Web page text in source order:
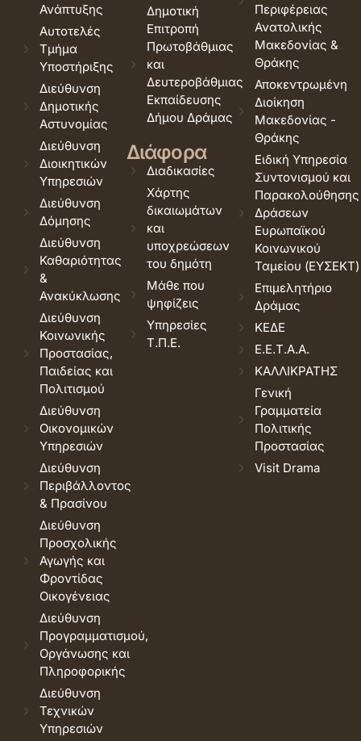
Ανάπτυξης
Αυτοτελές
Τμήμα
Υποστήριξης
Διεύθυνση
Δημοτικής
Αστυνομίας
Διεύθυνση
Διοικητικών
Υπηρεσιών
Διεύθυνση
Δόμησης
Διεύθυνση
Καθαριότητας
&
Ανακύκλωσης
Διεύθυνση
Κοινωνικής
Προστασίας,
Παιδείας και
Πολιτισμού
Διεύθυνση
Οικονομικών
Υπηρεσιών
Διεύθυνση
Περιβάλλοντος
& Πρασίνου
Διεύθυνση
Προσχολικής
Αγωγής και
Φροντίδας
Οικογένειας
Διεύθυνση
Προγραμματισμού,
Οργάνωσης και
Πληροφορικής
Διεύθυνση
Τεχνικών
Υπηρεσιών
Δημοτική
Επιτροπή
Πρωτοβάθμιας
και
Δευτεροβάθμιας
Εκπαίδευσης
Δήμου Δράμας
Διάφορα
Διαδικασίες
Χάρτης
δικαιωμάτων
και
υποχρεώσεων
του δημότη
Μάθε που
ψηφίζεις
Υπηρεσίες
Τ.Π.Ε.
Περιφέρειας
Ανατολικής
Μακεδονίας &
Θράκης
Αποκεντρωμένη
Διοίκηση
Μακεδονίας -
Θράκης
Ειδική Υπηρεσία
Συντονισμού και
Παρακολούθησης
Δράσεων
Ευρωπαϊκού
Κοινωνικού
Ταμείου (ΕΥΣΕΚΤ)
Επιμελητήριο
Δράμας
ΚΕΔΕ
Ε.Ε.Τ.Α.Α.
ΚΑΛΛΙΚΡΑΤΗΣ
Γενική
Γραμματεία
Πολιτικής
Προστασίας
Visit Drama